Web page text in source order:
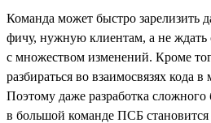
Команда может быстро зарелизить
фичу, нужную клиентам, а не ждать
с множеством изменений. Кроме
разбираться во взаимосвязях кода
Поэтому даже разработка
в большой команде ПСБ